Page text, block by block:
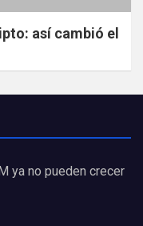
así cambió el
ya no pueden crecer